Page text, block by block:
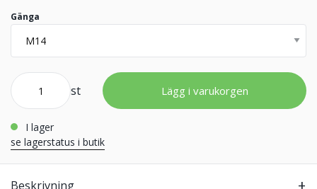
Gänga
st Lägg i varukorgen
i lager
se lagerstatus i butik
Beskrivning